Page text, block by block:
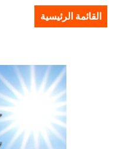
القائمة الرئيسية